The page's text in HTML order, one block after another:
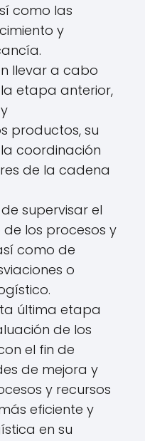
como las
y
llevar a cabo
etapa anterior,
productos, su
coordinación
de la cadena
supervisar el
los procesos y
como de
o
última etapa
de los
el fin de
de mejora y
y recursos
eficiente y
en su